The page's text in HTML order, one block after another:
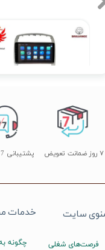
۱۲,۹۰۰,۰۰۰ تومان
پشتیبانی 7 روز هفته ۷ روز ضمانت تعویض
خدمات
چگونه
سایت
فرصت‌های شغلی